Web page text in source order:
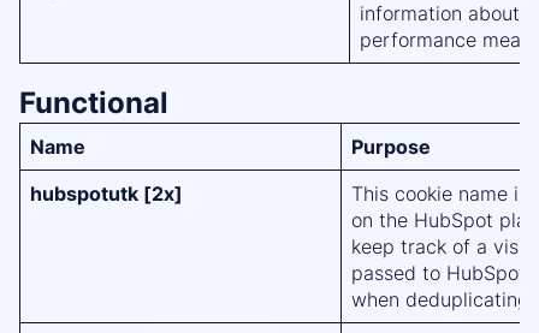
information about
performance
Functional
Name
Purpose
hubspotutk [2x]
This cookie name
on the HubSpot
keep track of a
passed to HubSpot
when deduplicating